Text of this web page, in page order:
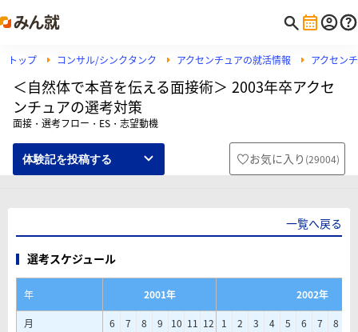
トップ コンサル/シンクタンク アクセンチュアの就活情報 アクセン
＜自然体で本音を伝える面接術＞ 2003年卒アクセ
ンチュアの選考対策
面接・選考フロー・ES・志望動機
体験記を投稿する お気に入り (29004)
一覧へ戻る
選考スケジュール
年 2001年
2002年
月
6 7 8 9 10 11 12 1 2 3 4 5 6 7 8